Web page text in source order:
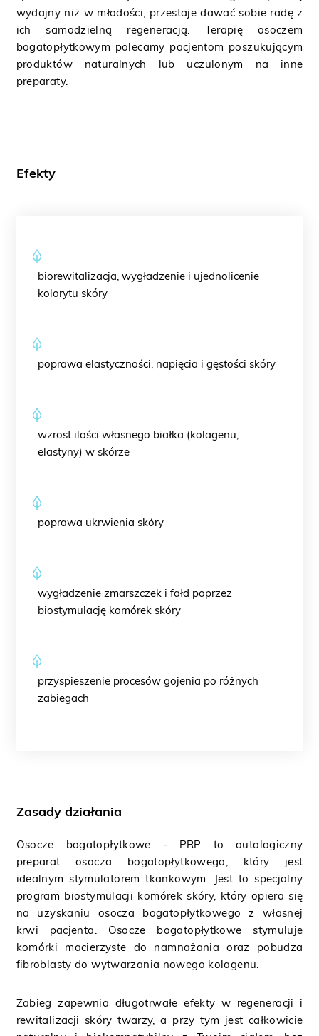
wydajny niż w młodości, przestaje dawać sobie radę z
ich samodzielną regeneracją. Terapię osoczem
bogatopłytkowym polecamy pacjentom poszukującym
produktów naturalnych lub uczulonym na inne
preparaty.
Efekty
biorewitalizacja, wygładzenie i ujednolicenie
kolorytu skóry
poprawa elastyczności, napięcia i gęstości skóry
wzrost ilości własnego białka (kolagenu,
elastyny) w skórze
poprawa ukrwienia skóry
wygładzenie zmarszczek i fałd poprzez
biostymulację komórek skóry
przyspieszenie procesów gojenia po różnych
zabiegach
Zasady działania
Osocze bogatopłytkowe - PRP to autologiczny
preparat osocza bogatopłytkowego, który jest
idealnym stymulatorem tkankowym. Jest to specjalny
program biostymulacji komórek skóry, który opiera się
na uzyskaniu osocza bogatopłytkowego z własnej
krwi pacjenta. Osocze bogatopłytkowe stymuluje
komórki macierzyste do namnażania oraz pobudza
fibroblasty do wytwarzania nowego kolagenu.
Zabieg zapewnia długotrwałe efekty w regeneracji i
rewitalizacji skóry twarzy, a przy tym jest całkowicie